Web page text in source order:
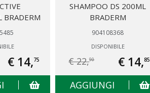
BRADERM
€ 14,75
SHAMPOO DS 200ML
BRADERM
904108368
DISPONIBILE
€ 22,90 € 14,85
AGGIUNGI